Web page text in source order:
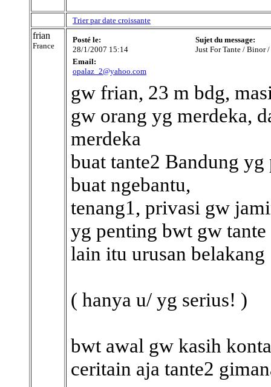
Trier par date croissante
frian
France
Posté le:
28/1/2007 15:14
Sujet du message:
Just For Tante / Binor
Email:
opalaz_2@yahoo.com
gw frian, 23 m bdg,
gw orang yg merdeka,
merdeka
buat tante2 Bandung
buat ngebantu,
tenang1, privasi gw
yg penting bwt gw tante
lain itu urusan belakang
( hanya u/ yg serius! )
bwt awal gw kasih
ceritain aja tante2